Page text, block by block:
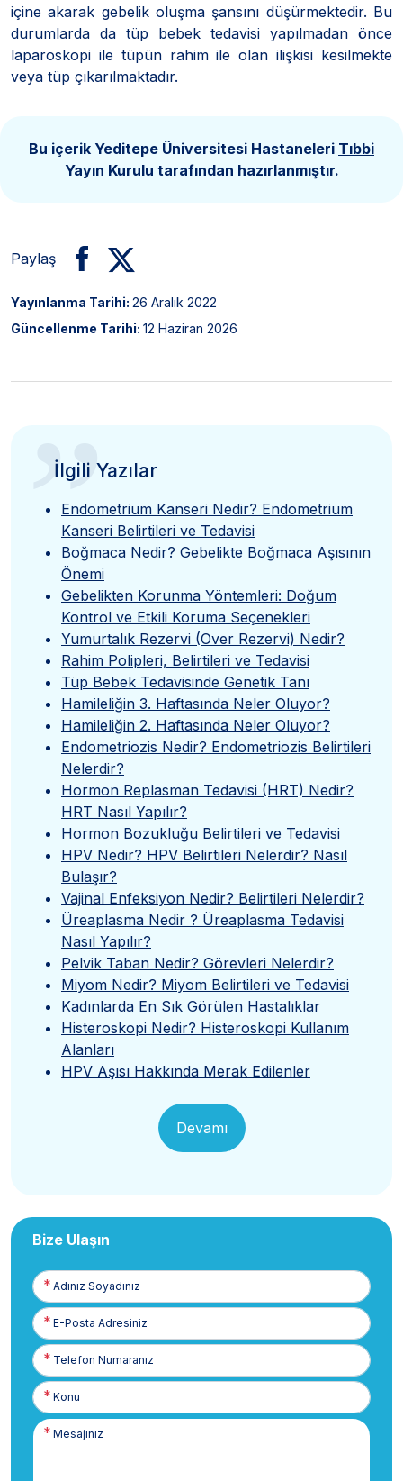
içine akarak gebelik oluşma şansını düşürmektedir. Bu
durumlarda da tüp bebek tedavisi yapılmadan önce
laparoskopi ile tüpün rahim ile olan ilişkisi kesilmekte
veya tüp çıkarılmaktadır.
Bu içerik Yeditepe Üniversitesi Hastaneleri Tıbbi
Yayın Kurulu tarafından hazırlanmıştır.
Paylaş
Yayınlanma Tarihi: 26 Aralık 2022
Güncellenme Tarihi: 12 Haziran 2026
”
İlgili Yazılar
Endometrium Kanseri Nedir? Endometrium
Kanseri Belirtileri ve Tedavisi
Boğmaca Nedir? Gebelikte Boğmaca Aşısının
Önemi
Gebelikten Korunma Yöntemleri: Doğum
Kontrol ve Etkili Koruma Seçenekleri
Yumurtalık Rezervi (Over Rezervi) Nedir?
Rahim Polipleri, Belirtileri ve Tedavisi
Tüp Bebek Tedavisinde Genetik Tanı
Hamileliğin 3. Haftasında Neler Oluyor?
Hamileliğin 2. Haftasında Neler Oluyor?
Endometriozis Nedir? Endometriozis Belirtileri
Nelerdir?
Hormon Replasman Tedavisi (HRT) Nedir?
HRT Nasıl Yapılır?
Hormon Bozukluğu Belirtileri ve Tedavisi
HPV Nedir? HPV Belirtileri Nelerdir? Nasıl
Bulaşır?
Vajinal Enfeksiyon Nedir? Belirtileri Nelerdir?
Üreaplasma Nedir ? Üreaplasma Tedavisi
Nasıl Yapılır?
Pelvik Taban Nedir? Görevleri Nelerdir?
Miyom Nedir? Miyom Belirtileri ve Tedavisi
Kadınlarda En Sık Görülen Hastalıklar
Histeroskopi Nedir? Histeroskopi Kullanım
Alanları
HPV Aşısı Hakkında Merak Edilenler
Devamı
Bize Ulaşın
Adınız
Soyadınız
E-
Posta
Telefon
Numaranız